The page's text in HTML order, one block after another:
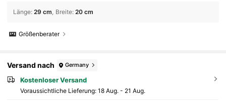
Länge: 29 cm Breite: 20 cm
Größenberater
Versand nach Germany
Kostenloser Versand
Voraussichtliche Lieferung: 18 Aug. - 21 Aug.